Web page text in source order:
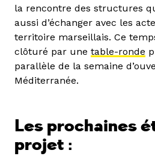
la rencontre des structures
aussi d’échanger avec les
territoire marseillais. Ce temps
clôturé par une table-ronde
parallèle de la semaine
Méditerranée.
Les prochaines
projet :